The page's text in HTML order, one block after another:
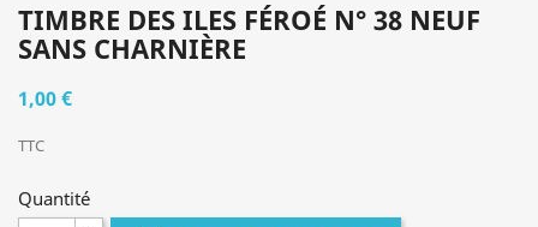
TIMBRE DES ILES FÉROÉ N° 38 NEUF
SANS CHARNIÈRE
1,00 €
TTC
Quantité